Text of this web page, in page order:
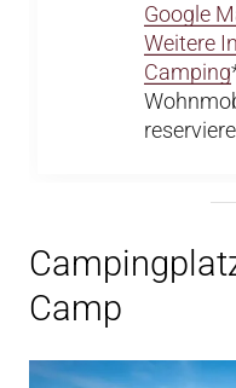
Google
Weitere
Camping
Camp